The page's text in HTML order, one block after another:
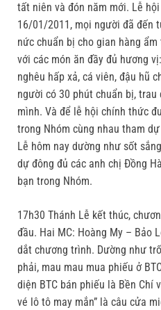
tất niên và đón năm mới. Lễ
16/01/2011, mọi người đã đến
nức chuẩn bị cho gian hàng
với các món ăn đầy đủ hương
nghêu hấp xả, cá viên, đậu hũ
người có 30 phút chuẩn bị,
mình. Và để lễ hội chính thức
trong Nhóm cùng nhau tham
Lễ hôm nay dường như sốt
dự đông đủ các anh chị Đồng
bạn trong Nhóm.
17h30 Thánh Lễ kết thúc,
đầu. Hai MC: Hoàng My – Bảo
dắt chương trình. Dường như
phải, mau mau mua phiếu ở
diện BTC bán phiếu là Bền Chí
vé lô tô may mắn” là câu cửa